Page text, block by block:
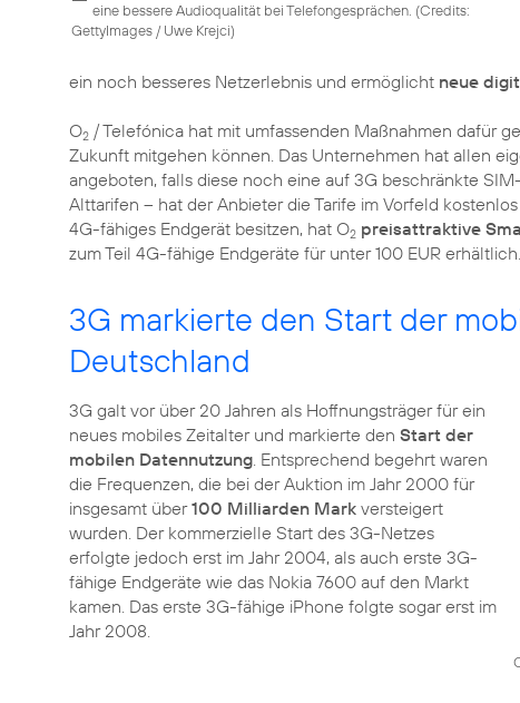
eine bessere Audioqualität bei Telefongesprächen. (Credits:
GettyImages / Uwe Krejci)
ein noch besseres Netzerlebnis und ermöglicht neue
O2 / Telefónica hat mit umfassenden Maßnahmen dafür
Zukunft mitgehen können. Das Unternehmen hat allen
angeboten, falls diese noch eine auf 3G beschränkte
Alttarifen – hat der Anbieter die Tarife im Vorfeld
4G-fähiges Endgerät besitzen, hat O2 preisattraktive
zum Teil 4G-fähige Endgeräte für unter 100 EUR erhältlich.
3G markierte den Start der
Deutschland
3G galt vor über 20 Jahren als Hoffnungsträger für ein
neues mobiles Zeitalter und markierte den Start der
mobilen Datennutzung. Entsprechend begehrt waren
die Frequenzen, die bei der Auktion im Jahr 2000 für
insgesamt über100 Milliarden Mark versteigert
wurden. Der kommerzielle Start des 3G-Netzes
erfolgte jedoch erst im Jahr 2004, als auch erste 3G-
fähige Endgeräte wie das Nokia 7600 auf den Markt
kamen. Das erste 3G-fähige iPhone folgte sogar erst im
Jahr 2008.